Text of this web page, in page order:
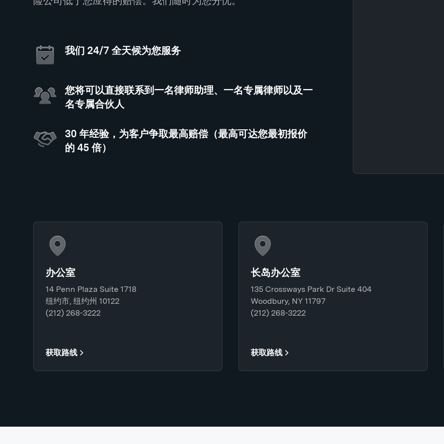
我们 24/7 全天候为您服务
您将可以直接联系到一名律师助理、一名专属律师以及一
名专属合伙人
30 年经验，为客户争取最高赔偿（最高可达您最初报价
的 45 倍）
办公室
14 Penn Plaza Suite 1718
纽约市, 纽约州 10122
(212) 268-3222
获取路线
长岛办公室
135 Crossways Park Dr Suite 404
Woodbury, NY 11797
(212) 268-3222
获取路线